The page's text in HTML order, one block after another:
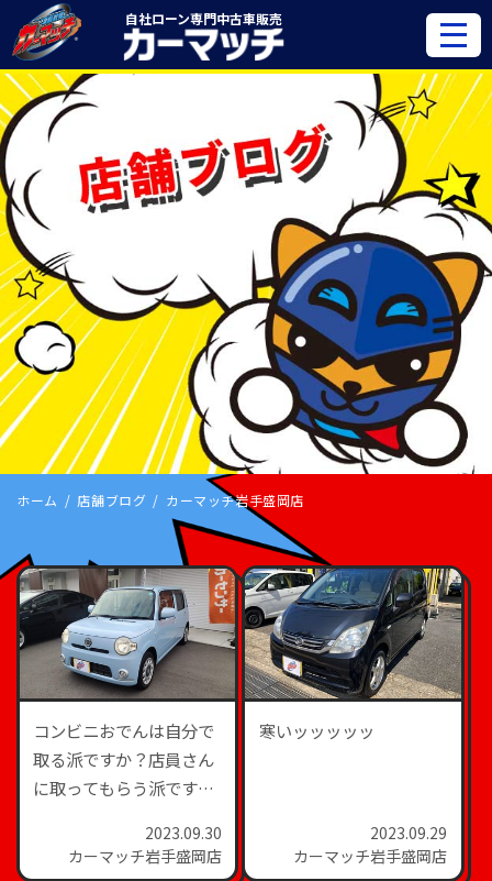
自社ローン専門中古車販売
ホーム 店舗ブログ カーマッチ岩手盛岡店
コンビニおでんは自分で
取る派ですか？店員さん
に取ってもらう派です
2023.09.30
カーマッチ岩手盛岡店
寒いッッッッッ
2023.09.29
カーマッチ岩手盛岡店